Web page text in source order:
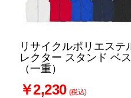
リサイクルポリエステ
レクター スタンド ベ
（一重）
￥2,230 (税込)